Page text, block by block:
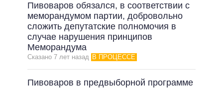
Пивоваров обязался, в соответствии с
меморандумом партии, добровольно
сложить депутатские полномочия в
случае нарушения принципов
Меморандума
Сказано 7 лет назад В ПРОЦЕССЕ
Пивоваров в предвыборной программе